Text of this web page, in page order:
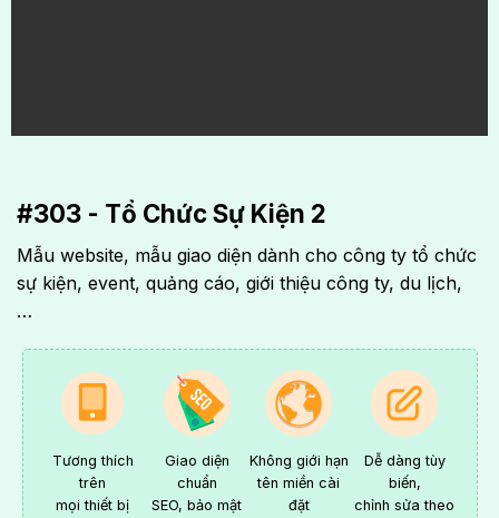
#303 - Tổ Chức Sự Kiện 2
Mẫu website, mẫu giao diện dành cho công ty tổ chức
sự kiện, event, quảng cáo, giới thiệu công ty, du lịch,
…
Tương thích
trên
mọi thiết bị
Giao diện
chuẩn
SEO, bảo mật
Không giới hạn
tên miền cài
đặt
Dễ dàng tùy
biến,
chỉnh sửa theo